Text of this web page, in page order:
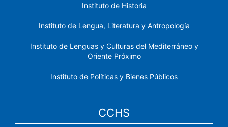
Instituto de Historia
Instituto de Lengua, Literatura y Antropología
Instituto de Lenguas y Culturas del Mediterráneo y
Oriente Próximo
Instituto de Políticas y Bienes Públicos
CCHS